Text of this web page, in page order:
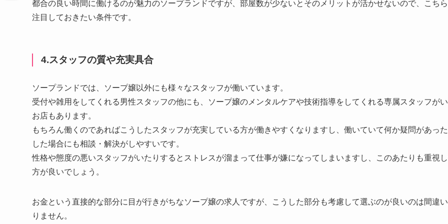
都合の良い時間に働けるのが魅力のソープランドですが、部屋数が少ないとそのメリットが活かせないので、こち
注目しておきたい条件です。
4.スタッフの質や充実具合
ソープランドでは、ソープ嬢以外にも様々なスタッフが働いています。
受付や雑用をしてくれる男性スタッフの他にも、ソープ嬢のメンタルケアや技術指導をしてくれる専属スタッフが
お店もあります。
もちろん働くのであればこうしたスタッフが充実している方が働きやすくなりますし、働いていて何か疑問があった
した場合にも相談・解決がしやすいです。
性格や態度の悪いスタッフがいたりするとストレスが溜まって仕事が嫌になってしまいますし、このあたりも重視
方が良いでしょう。
お金という直接的な部分に目が行きがちなソープ嬢の求人ですが、こうした部分も考慮して選ぶのが良いのは間違
りません。